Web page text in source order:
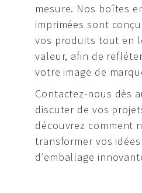
mesure. Nos boîtes
imprimées sont
vos produits tout en
valeur, afin de
votre image de
Contactez-nous dès
discuter de vos
découvrez comment
transformer vos
d’emballage